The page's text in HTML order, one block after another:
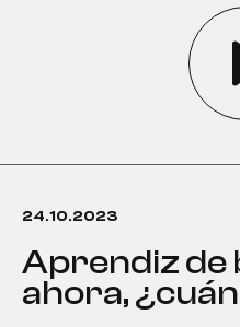
24.10.2023
aprendiz de búho – si no es
ahora,